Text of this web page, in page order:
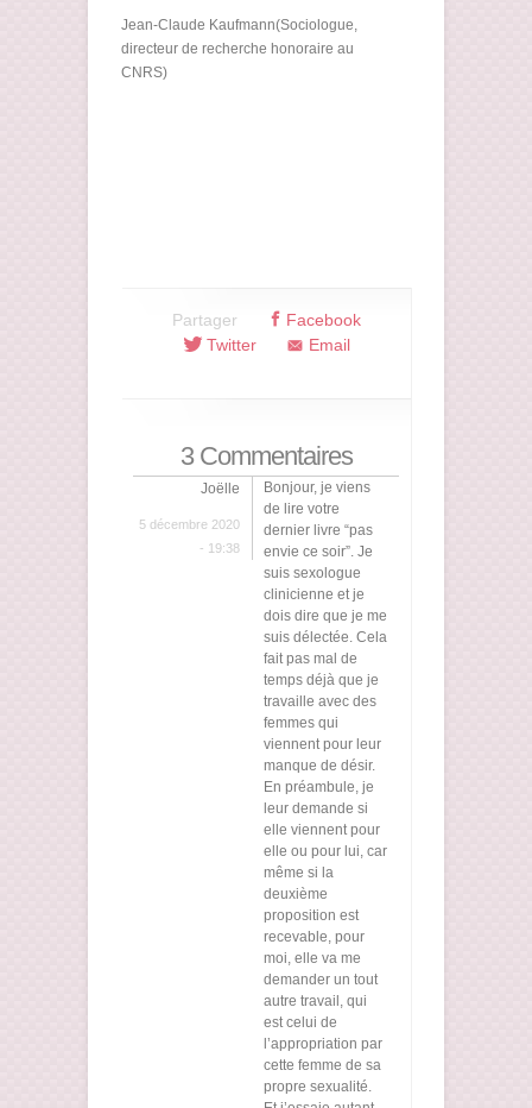
Jean-Claude Kaufmann(Sociologue,
directeur de recherche honoraire au
CNRS)
Partager
Facebook
Twitter
Email
3 Commentaires
Joëlle
5 décembre 2020
- 19:38
Bonjour, je viens
de lire votre
dernier livre “pas
envie ce soir”. Je
suis sexologue
clinicienne et je
dois dire que je me
suis délectée. Cela
fait pas mal de
temps déjà que je
travaille avec des
femmes qui
viennent pour leur
manque de désir.
En préambule, je
leur demande si
elle viennent pour
elle ou pour lui, car
même si la
deuxième
proposition est
recevable, pour
moi, elle va me
demander un tout
autre travail, qui
est celui de
l’appropriation par
cette femme de sa
propre sexualité.